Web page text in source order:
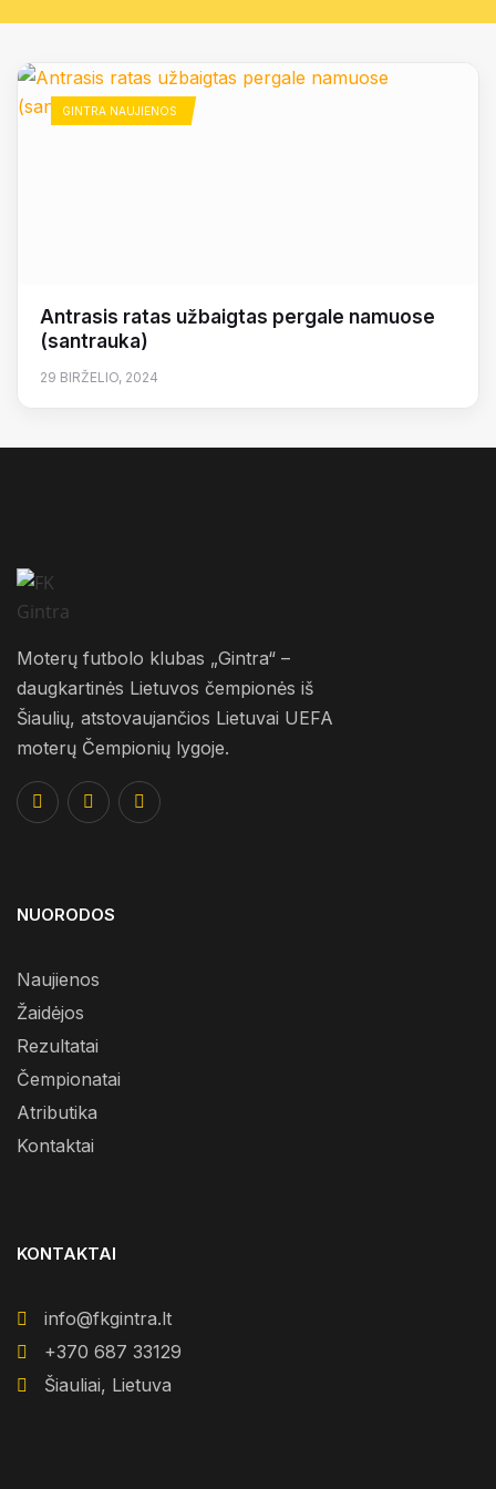
GINTRA NAUJIENOS
Antrasis ratas užbaigtas pergale namuose
(santrauka)
29 BIRŽELIO, 2024
Moterų futbolo klubas „Gintra“ –
daugkartinės Lietuvos čempionės iš
Šiaulių, atstovaujančios Lietuvai UEFA
moterų Čempionių lygoje.
NUORODOS
Naujienos
Žaidėjos
Rezultatai
Čempionatai
Atributika
Kontaktai
KONTAKTAI
info@fkgintra.lt
+370 687 33129
Šiauliai, Lietuva